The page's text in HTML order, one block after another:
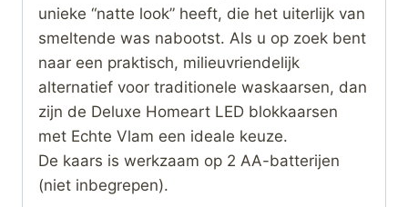
unieke “natte look” heeft, die het uiterlijk van
smeltende was nabootst. Als u op zoek bent
naar een praktisch, milieuvriendelijk
alternatief voor traditionele waskaarsen, dan
zijn de Deluxe Homeart LED blokkaarsen
met Echte Vlam een ideale keuze.
De kaars is werkzaam op 2 AA-batterijen
(niet inbegrepen).